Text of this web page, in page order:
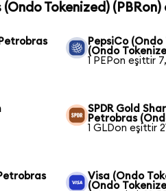
Tokenized) (PBRon)
PepsiCo
(Ondo
1 PEPon eşittir
SPDR Gold
Petrobras
1 GLDon eşittir
Visa (Ondo
(Ondo